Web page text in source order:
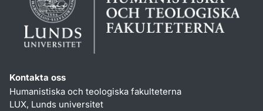
Kontakta oss
Humanistiska och teologiska fakulteterna
LUX, Lunds universitet